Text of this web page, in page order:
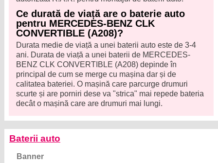
Ce durată de viață are o baterie auto
pentru MERCEDES-BENZ CLK
CONVERTIBLE (A208)?
Durata medie de viață a unei baterii auto este de 3-4
ani. Durata de viață a unei baterii de MERCEDES-
BENZ CLK CONVERTIBLE (A208) depinde în
principal de cum se merge cu mașina dar și de
calitatea bateriei. O mașină care parcurge drumuri
scurte și are porniri dese va "strica" mai repede bateria
decât o mașină care are drumuri mai lungi.
Baterii auto
Banner